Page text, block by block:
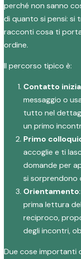
perché non sanno
di quanto si pensi: si
racconti cosa ti
ordine.
Il percorso tipico è:
Contatto
messaggio o
tutto nel
un primo
Primo
accoglie e ti
domande per
si sorprendono
Orientamento
prima lettura
reciproco,
degli incontri,
Due cose importanti